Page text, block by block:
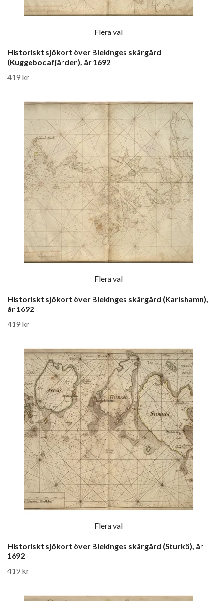
Flera val
Historiskt sjökort över Blekinges skärgård
(Kuggebodafjärden), år 1692
419 kr
Flera val
Historiskt sjökort över Blekinges skärgård (Karlshamn),
år 1692
419 kr
Flera val
Historiskt sjökort över Blekinges skärgård (Sturkö), år
1692
419 kr